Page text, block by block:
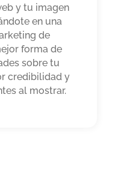
y tu imagen
en una
de
forma de
sobre tu
credibilidad y
al mostrar.